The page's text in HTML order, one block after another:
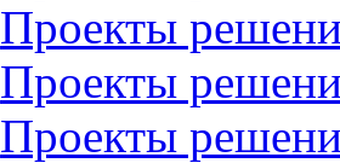
Проекты
Проекты
Проекты